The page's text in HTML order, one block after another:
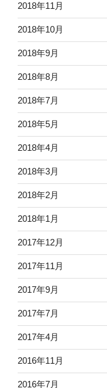
2018年11月
2018年10月
2018年9月
2018年8月
2018年7月
2018年5月
2018年4月
2018年3月
2018年2月
2018年1月
2017年12月
2017年11月
2017年9月
2017年7月
2017年4月
2016年11月
2016年7月